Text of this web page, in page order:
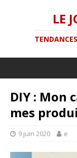
LE
DIY : Mon
mes
9 juin 2020 e